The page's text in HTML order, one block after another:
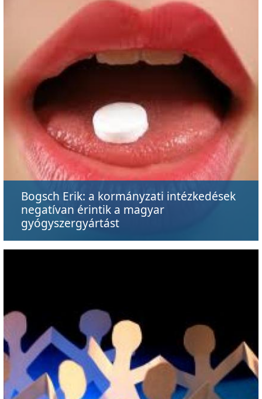
Bogsch Erik: a kormányzati intézkedések
negatívan érintik a magyar
gyógyszergyártást